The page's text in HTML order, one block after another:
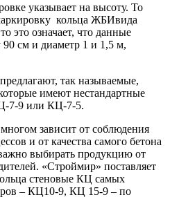
указывает на высоту. То
кольца ЖБИвида
это означает, что данные
см и диаметр 1 и 1,5 м,
так называемые,
имеют нестандартные
7-9 или КЦ-7-5.
зависит от соблюдения
и от качества самого бетона
выбирать продукцию от
«Строймир» поставляет
стеновые КЦ самых
– КЦ10-9, КЦ 15-9 – по